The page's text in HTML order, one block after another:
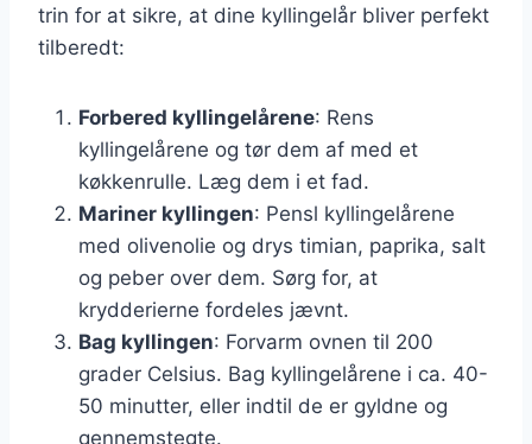
trin for at sikre, at dine kyllingelår bliver perfekt
tilberedt:
Forbered kyllingelårene: Rens
kyllingelårene og tør dem af med et
køkkenrulle. Læg dem i et fad.
Mariner kyllingen: Pensl kyllingelårene
med olivenolie og drys timian, paprika, salt
og peber over dem. Sørg for, at
krydderierne fordeles jævnt.
Bag kyllingen: Forvarm ovnen til 200
grader Celsius. Bag kyllingelårene i ca. 40-
50 minutter, eller indtil de er gyldne og
gennemstegte.